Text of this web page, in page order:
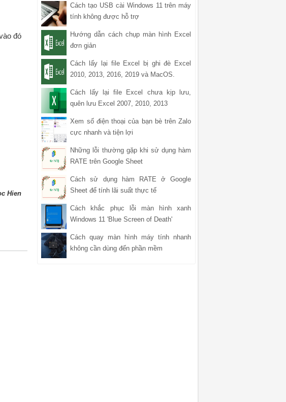
đó
Hien
Cách tạo USB cài Windows 11 trên máy
tính không được hỗ trợ
Hướng dẫn cách chụp màn hình Excel
đơn giản
Cách lấy lại file Excel bị ghi đè Excel
2010, 2013, 2016, 2019 và MacOS.
Cách lấy lại file Excel chưa kịp lưu,
quên lưu Excel 2007, 2010, 2013
Xem số điện thoại của bạn bè trên Zalo
cực nhanh và tiện lợi
Những lỗi thường gặp khi sử dụng hàm
RATE trên Google Sheet
Cách sử dụng hàm RATE ở Google
Sheet để tính lãi suất thực tế
Cách khắc phục lỗi màn hình xanh
Windows 11 'Blue Screen of Death'
Cách quay màn hình máy tính nhanh
không cần dùng đến phần mềm